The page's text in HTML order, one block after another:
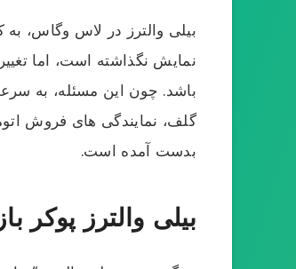
بیلی والترز در لاس وگاس،
نمایش نگذاشته است، اما
گلف، نمایندگی های فروش
بدست آمده است.
بیلی والترز پوکر باز